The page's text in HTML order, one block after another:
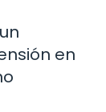
en